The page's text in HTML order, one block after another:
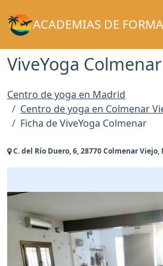
ACADEMIAS DE
ViveYoga Colmenar
Centro de yoga en Madrid
Centro de yoga en Colmenar
Ficha de ViveYoga Colmenar
C. del Río Duero, 6, 28770 Colmenar Viejo,